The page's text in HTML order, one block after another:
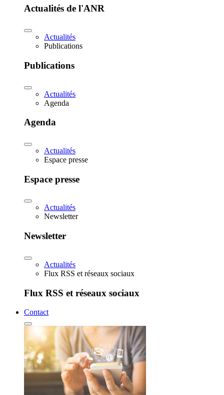
Actualités de l'ANR
Actualités
Publications
Publications
Actualités
Agenda
Agenda
Actualités
Espace presse
Espace presse
Actualités
Newsletter
Newsletter
Actualités
Flux RSS et réseaux sociaux
Flux RSS et réseaux sociaux
Contact